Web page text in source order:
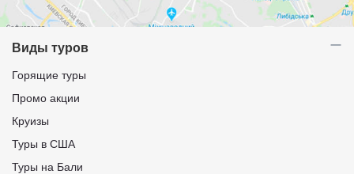
Виды туров
Горящие туры
Промо акции
Круизы
Туры в США
Туры на Бали